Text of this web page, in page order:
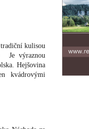
kulisou
Je výraznou
Hejšovina
kvádrovými